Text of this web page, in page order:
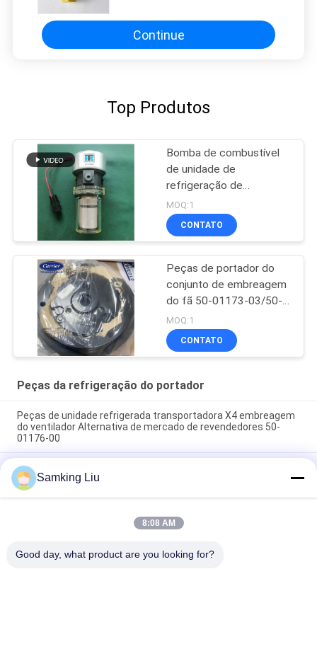
de refrigeração do refrigerador
do caminhão
Continue
Top Produtos
Bomba de combustível
de unidade de
refrigeração de
transportador 30-01108-
04 e 417059 Fabricado
nos EUA Substituição
MOQ:1
CONTATO
Peças de portador do
conjunto de embreagem
do fã 50-01173-03/50-
01176-00
MOQ:1
CONTATO
Peças da refrigeração do portador
Peças de unidade refrigerada transportadora X4 embreagem
do ventilador Alternativa de mercado de revendedores 50-
01176-00
50-01171-21 Embreagem para transportador Transicold
Supra 1250 1150 1050 950U 950MT 950 922 1150MT 944
1250MT
50-01165-20 Kit de reparação de embreagem para
transportador S750/OASIS250 Supra 550 a 1250 ASIN
Samking Liu
8:08 AM
Good day, what product are you looking for?